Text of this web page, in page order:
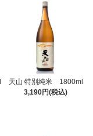
天山 特別純米 1800ml
3,190円(税込)